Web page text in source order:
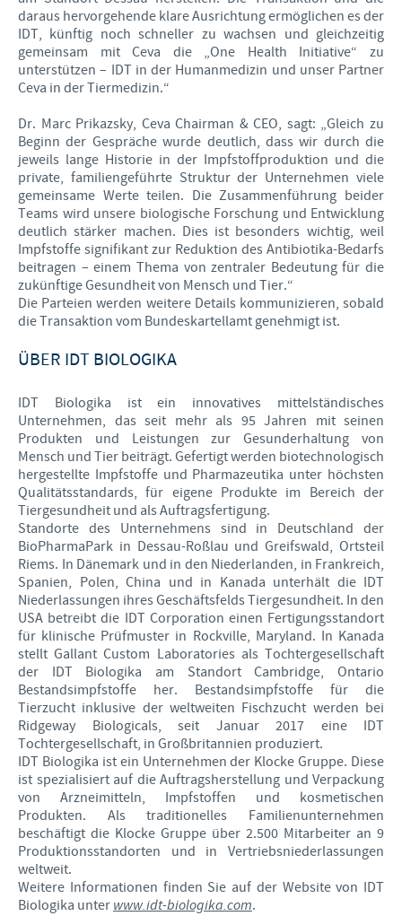
daraus hervorgehende klare Ausrichtung ermöglichen es der
IDT, künftig noch schneller zu wachsen und gleichzeitig
gemeinsam mit Ceva die „One Health Initiative“ zu
unterstützen – IDT in der Humanmedizin und unser Partner
Ceva in der Tiermedizin.“
Dr. Marc Prikazsky, Ceva Chairman & CEO, sagt: „Gleich zu
Beginn der Gespräche wurde deutlich, dass wir durch die
jeweils lange Historie in der Impfstoffproduktion und die
private, familiengeführte Struktur der Unternehmen viele
gemeinsame Werte teilen. Die Zusammenführung beider
Teams wird unsere biologische Forschung und Entwicklung
deutlich stärker machen. Dies ist besonders wichtig, weil
Impfstoffe signifikant zur Reduktion des Antibiotika-Bedarfs
beitragen – einem Thema von zentraler Bedeutung für die
zukünftige Gesundheit von Mensch und Tier.“
Die Parteien werden weitere Details kommunizieren, sobald
die Transaktion vom Bundeskartellamt genehmigt ist.
ÜBER IDT BIOLOGIKA
IDT Biologika ist ein innovatives mittelständisches
Unternehmen, das seit mehr als 95 Jahren mit seinen
Produkten und Leistungen zur Gesunderhaltung von
Mensch und Tier beiträgt. Gefertigt werden biotechnologisch
hergestellte Impfstoffe und Pharmazeutika unter höchsten
Qualitätsstandards, für eigene Produkte im Bereich der
Tiergesundheit und als Auftragsfertigung.
Standorte des Unternehmens sind in Deutschland der
BioPharmaPark in Dessau-Roßlau und Greifswald, Ortsteil
Riems. In Dänemark und in den Niederlanden, in Frankreich,
Spanien, Polen, China und in Kanada unterhält die IDT
Niederlassungen ihres Geschäftsfelds Tiergesundheit. In den
USA betreibt die IDT Corporation einen Fertigungsstandort
für klinische Prüfmuster in Rockville, Maryland. In Kanada
stellt Gallant Custom Laboratories als Tochtergesellschaft
der IDT Biologika am Standort Cambridge, Ontario
Bestandsimpfstoffe her. Bestandsimpfstoffe für die
Tierzucht inklusive der weltweiten Fischzucht werden bei
Ridgeway Biologicals, seit Januar 2017 eine IDT
Tochtergesellschaft, in Großbritannien produziert.
IDT Biologika ist ein Unternehmen der Klocke Gruppe. Diese
ist spezialisiert auf die Auftragsherstellung und Verpackung
von Arzneimitteln, Impfstoffen und kosmetischen
Produkten. Als traditionelles Familienunternehmen
beschäftigt die Klocke Gruppe über 2.500 Mitarbeiter an 9
Produktionsstandorten und in Vertriebsniederlassungen
weltweit.
Weitere Informationen finden Sie auf der Website von IDT
Biologika unter www.idt-biologika.com.